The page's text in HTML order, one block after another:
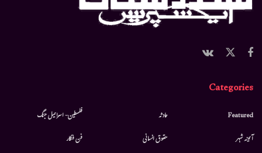
Categories
Featured
آئینہ شہر
حادثہ
حقوق انسانی
فلسطین- اسرائیل جنگ
فن فنکار